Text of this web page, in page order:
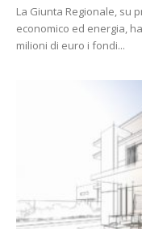
La Giunta Regionale, su
economico ed energia,
milioni di euro i fondi...